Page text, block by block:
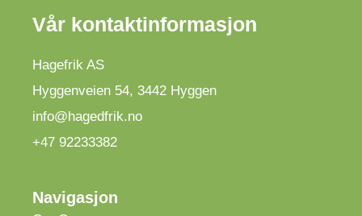
Vår kontaktinformasjon
Hagefrik AS
Hyggenveien 54, 3442 Hyggen
info@hagedfrik.no
+47 92233382
Navigasjon